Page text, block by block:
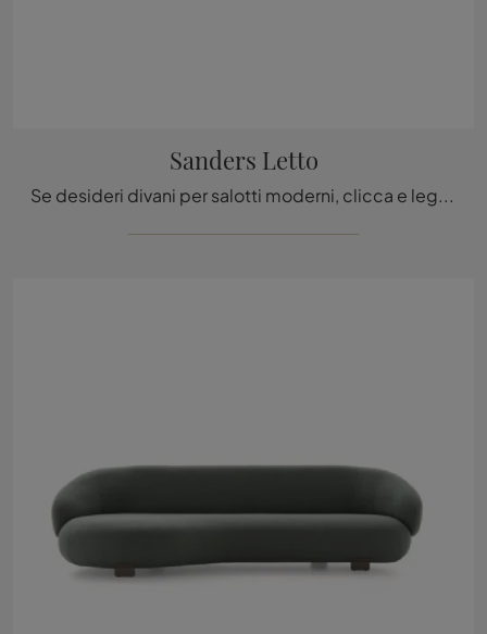
Sanders Letto
Se desideri divani per salotti moderni, clicca e leggi di più sul modello Sanders Letto in tessuto del marchio Ditre Italia.